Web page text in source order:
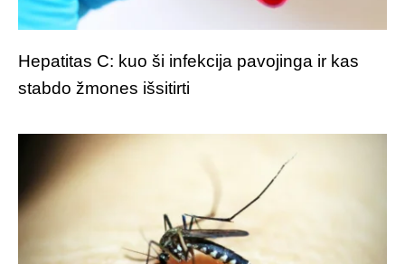
Hepatitas C: kuo ši infekcija pavojinga ir kas
stabdo žmones išsitirti